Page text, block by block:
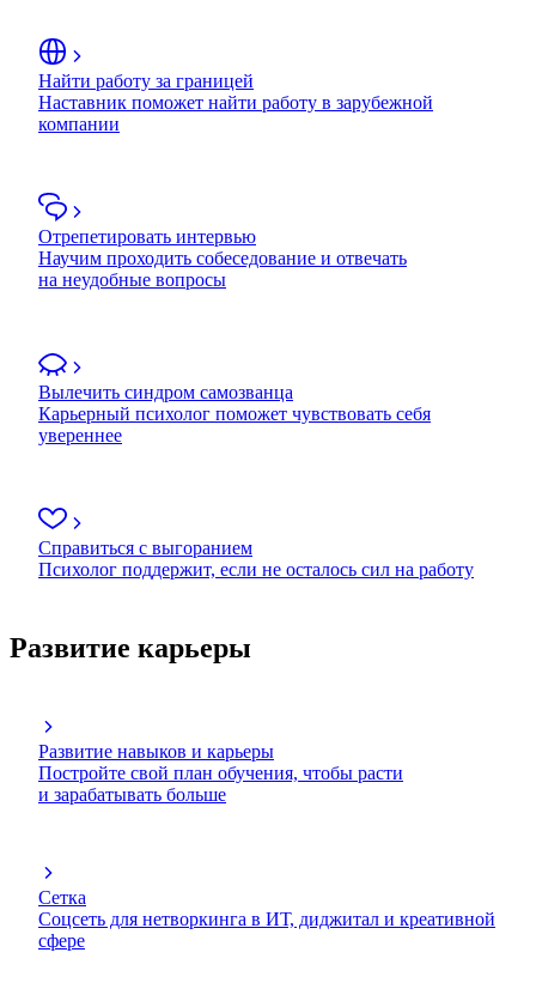
Найти работу за границей
Наставник поможет найти работу в зарубежной
компании
Отрепетировать интервью
Научим проходить собеседование и отвечать
на неудобные вопросы
Вылечить синдром самозванца
Карьерный психолог поможет чувствовать себя
увереннее
Справиться с выгоранием
Психолог поддержит, если не осталось сил на работу
Развитие карьеры
Развитие навыков и карьеры
Постройте свой план обучения, чтобы расти
и зарабатывать больше
Сетка
Соцсеть для нетворкинга в ИТ, диджитал и креативной
сфере